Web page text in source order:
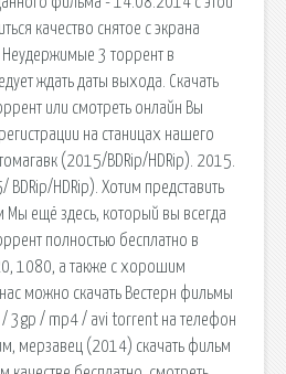
качество снятое с экрана
Неудержимые 3 торрент в
ждать даты выхода. Скачать
или смотреть онлайн Вы
на станицах нашего
(2015/BDRip/HDRip). 2015.
HDRip). Хотим представить
ещё здесь, который вы всегда
полностью бесплатно в
1080, а также с хорошим
можно скачать Вестерн фильмы
/ 3gp / mp4 / avi torrent на телефон
мерзавец (2014) скачать фильм